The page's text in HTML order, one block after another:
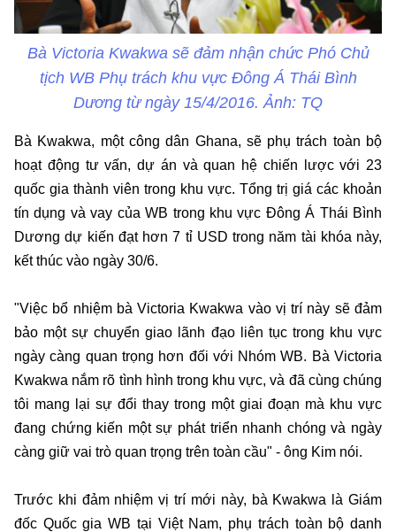
Bà Victoria Kwakwa sẽ đảm nhận chức Phó Chủ
tịch WB Phụ trách khu vực Đông Á Thái Bình
Dương từ ngày 15/4/2016. Ảnh: TQ
Bà Kwakwa, một công dân Ghana, sẽ phụ trách toàn bộ
hoạt động tư vấn, dự án và quan hệ chiến lược với 23
quốc gia thành viên trong khu vực. Tổng trị giá các khoản
tín dụng và vay của WB trong khu vực Đông Á Thái Bình
Dương dự kiến đạt hơn 7 tỉ USD trong năm tài khóa này,
kết thúc vào ngày 30/6.
"Việc bổ nhiệm bà Victoria Kwakwa vào vị trí này sẽ đảm
bảo một sự chuyển giao lãnh đạo liên tục trong khu vực
ngày càng quan trọng hơn đối với Nhóm WB. Bà Victoria
Kwakwa nắm rõ tình hình trong khu vực, và đã cùng chúng
tôi mang lại sự đổi thay trong một giai đoạn mà khu vực
đang chứng kiến một sự phát triển nhanh chóng và ngày
càng giữ vai trò quan trọng trên toàn cầu" - ông Kim nói.
Trước khi đảm nhiệm vị trí mới này, bà Kwakwa là Giám
đốc Quốc gia WB tại Việt Nam, phụ trách toàn bộ danh